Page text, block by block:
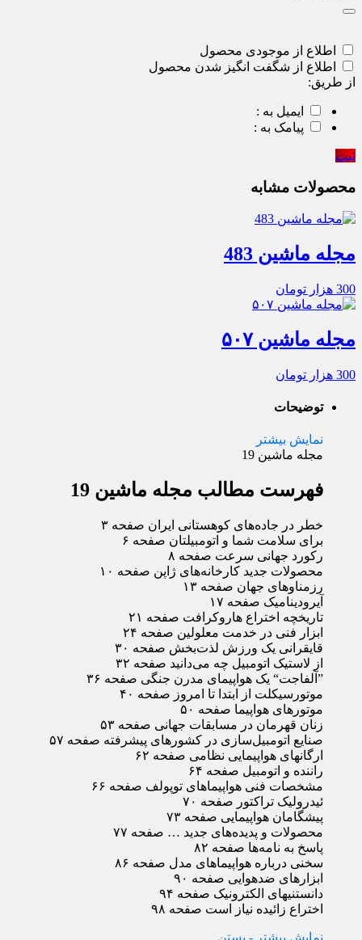
اطلاع از موجودی محصول
اطلاع از شگفت انگیز شدن محصول
از طریق:
ایمیل به :
پیامک به :
ثبت
محصولات مشابه
مجله ماشین 483
300 هزار تومان
مجله ماشین ۵۰۷
300 هزار تومان
توضیحات
نمایش بیشتر
مجله ماشین 19
فهرست مطالب مجله ماشین 19
خطر در جاده‌های کوهستانی ایران صفحه ۳
برای سلامت شما و اتومبیلتان صفحه ۶
رکورد جهانی سرعت صفحه ۸
محصولات جدید کارخانه‌های ژاپن صفحه ۱۰
رزمناوهای جهان صفحه ۱۳
آیرودینامیک صفحه ۱۷
تاریخچه اختراع هاروکرافت صفحه ۲۱
ابزار فنی در خدمت معلولین صفحه ۲۴
قایقرانی یک ورزش لذت‌بخش صفحه ۳۰
از لاستیک اتومبیل چه ‌می‌دانید صفحه ۳۲
”آلفاجت“ یک هواپیمای مدرن جنگی صفحه ۳۶
موتورسیکلت از ابتدا تا امروز صفحه ۴۰
موتورهای هواپیما صفحه ۵۰
زنان قهرمان در مسابقات جهانی صفحه ۵۳
صنایع اتومبیل‌سازی در کشورهای پیشرفته صفحه ۵۷
ارگانهای هواپیمایی نظامی صفحه ۶۲
راننده و اتومبیل صفحه ۶۴
مشخصات فنی هواپیماهای توپولف صفحه ۶۶
ئیدرولیک تراکتور صفحه ۷۰
پیشگامان هواپیمایی صفحه ۷۳
محصولات و پدیده‌‌های جدید … صفحه ۷۷
پاسخ به نامه‌ها صفحه ۸۲
سخنی درباره هواپیماهای مدل صفحه ۸۶
ابزارهای ضدهوایی صفحه ۹۰
دانستنیهای الکترونیک صفحه ۹۴
اختراع زائیده نیاز است صفحه ۹۸